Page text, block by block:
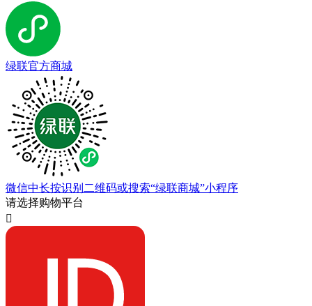
绿联官方商城
微信中长按识别二维码或搜索“绿联商城”小程序
请选择购物平台
